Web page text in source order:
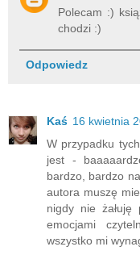
Polecam :)
chodzi :)
Odpowiedz
Kaś 16 kwietnia
W przypadku
jest -
bardzo, bardzo
autora muszę
nigdy nie żałuję
emocjami
wszystko mi